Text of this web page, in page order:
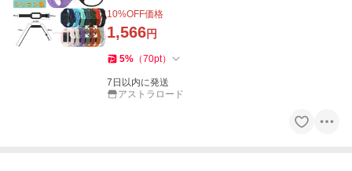
10%OFF価格
1,566円
5% （70pt）
7日以内に発送
アストラロード